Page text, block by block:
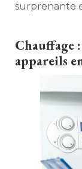
surprenante
Chauffage
appareils